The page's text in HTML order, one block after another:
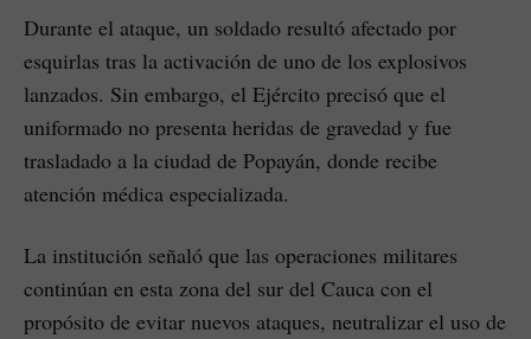
Durante el ataque, un soldado resultó afectado por
esquirlas tras la activación de uno de los explosivos
lanzados. Sin embargo, el Ejército precisó que el
uniformado no presenta heridas de gravedad y fue
trasladado a la ciudad de Popayán, donde recibe
atención médica especializada.
La institución señaló que las operaciones militares
continúan en esta zona del sur del Cauca con el
propósito de evitar nuevos ataques, neutralizar el uso de